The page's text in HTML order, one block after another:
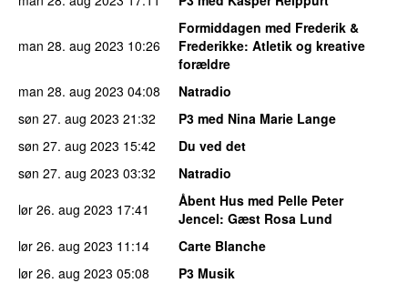
man 28. aug 2023 10:26
Formiddagen med Frederik &
Frederikke: Atletik og kreative
forældre
man 28. aug 2023 04:08
Natradio
søn 27. aug 2023 21:32
P3 med Nina Marie Lange
søn 27. aug 2023 15:42
Du ved det
søn 27. aug 2023 03:32
Natradio
lør 26. aug 2023 17:41
Åbent Hus med Pelle Peter
Jencel: Gæst Rosa Lund
lør 26. aug 2023 11:14
Carte Blanche
lør 26. aug 2023 05:08
P3 Musik